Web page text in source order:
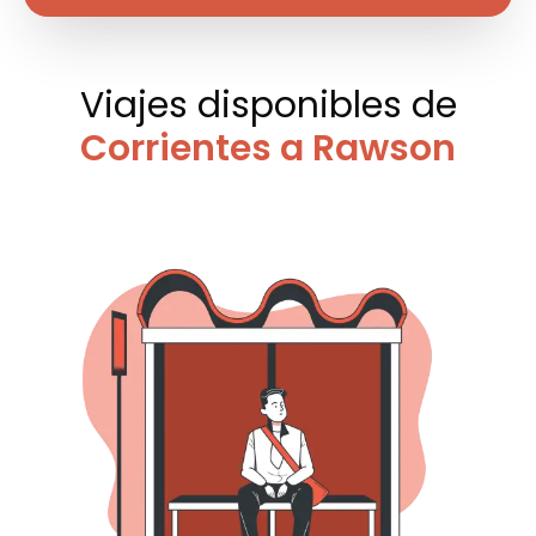
Viajes disponibles de
Corrientes a Rawson